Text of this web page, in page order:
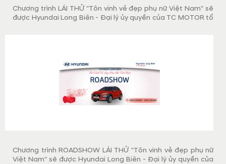
Chương trình LÁI THỬ "Tôn vinh vẻ đẹp phụ nữ Việt Nam" sẽ
được Hyundai Long Biên - Đại lý ủy quyền của TC MOTOR tổ
Chương trình ROADSHOW LÁI THỬ "Tôn vinh vẻ đẹp phụ nữ
Việt Nam" sẽ được Hyundai Long Biên - Đại lý ủy quyền của